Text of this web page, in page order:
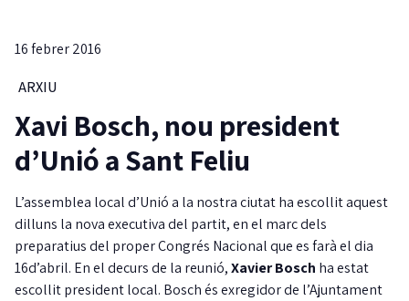
16 febrer 2016
ARXIU
Xavi Bosch, nou president
d’Unió a Sant Feliu
L’assemblea local d’Unió a la nostra ciutat ha escollit aquest
dilluns la nova executiva del partit, en el marc dels
preparatius del proper Congrés Nacional que es farà el dia
16d’abril. En el decurs de la reunió,Xavier Bosch ha estat
escollit president local. Bosch és exregidor de l’Ajuntament